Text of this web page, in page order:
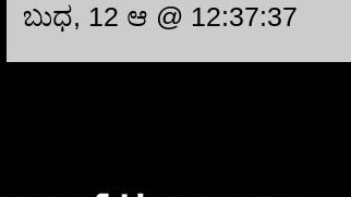
ಬುಧ, 12 ಆ @ 12:37:37